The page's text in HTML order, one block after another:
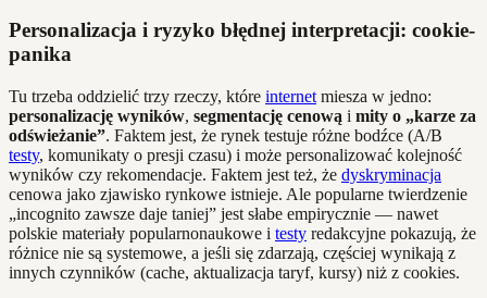
Personalizacja i ryzyko błędnej interpretacji: cookie-
panika
Tu trzeba oddzielić trzy rzeczy, które internet miesza w jedno:
personalizację wyników, segmentację cenową i mity o „karze za
odświeżanie”. Faktem jest, że rynek testuje różne bodźce (A/B
testy, komunikaty o presji czasu) i może personalizować kolejność
wyników czy rekomendacje. Faktem jest też, że dyskryminacja
cenowa jako zjawisko rynkowe istnieje. Ale popularne twierdzenie
„incognito zawsze daje taniej” jest słabe empirycznie — nawet
polskie materiały popularnonaukowe i testy redakcyjne pokazują, że
różnice nie są systemowe, a jeśli się zdarzają, częściej wynikają z
innych czynników (cache, aktualizacja taryf, kursy) niż z cookies.